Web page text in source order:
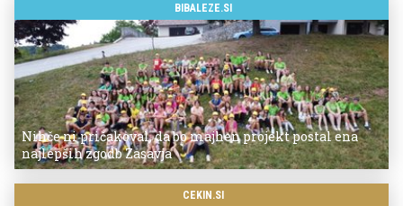
BIBALEZE.SI
Nihče ni pričakoval, da bo majhen projekt postal ena
najlepših zgodb Zasavja
CEKIN.SI